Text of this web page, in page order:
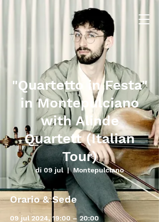
"Quartetto in Festa"
in Montepulciano
with Alinde
Quartett (Italian
Tour)
di 09 jul
  |
Montepulciano
Orario & Sede
09 jul 2024, 19:00 – 20:00